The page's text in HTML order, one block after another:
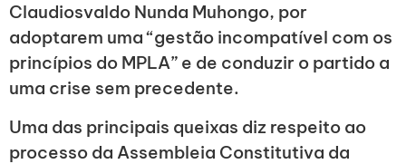
Claudiosvaldo Nunda Muhongo, por
adoptarem uma “gestão incompatível com os
princípios do MPLA” e de conduzir o partido a
uma crise sem precedente.
Uma das principais queixas diz respeito ao
processo da Assembleia Constitutiva da